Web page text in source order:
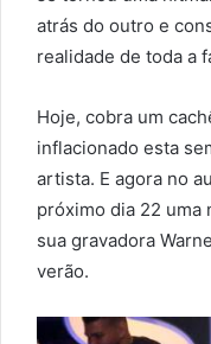
atrás do outro e
realidade de toda a
Hoje, cobra um
inflacionado esta
artista. E agora no
próximo dia 22 uma
sua gravadora
verão.